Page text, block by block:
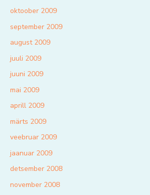
oktoober 2009
september 2009
august 2009
juuli 2009
juuni 2009
mai 2009
aprill 2009
märts 2009
veebruar 2009
jaanuar 2009
detsember 2008
november 2008